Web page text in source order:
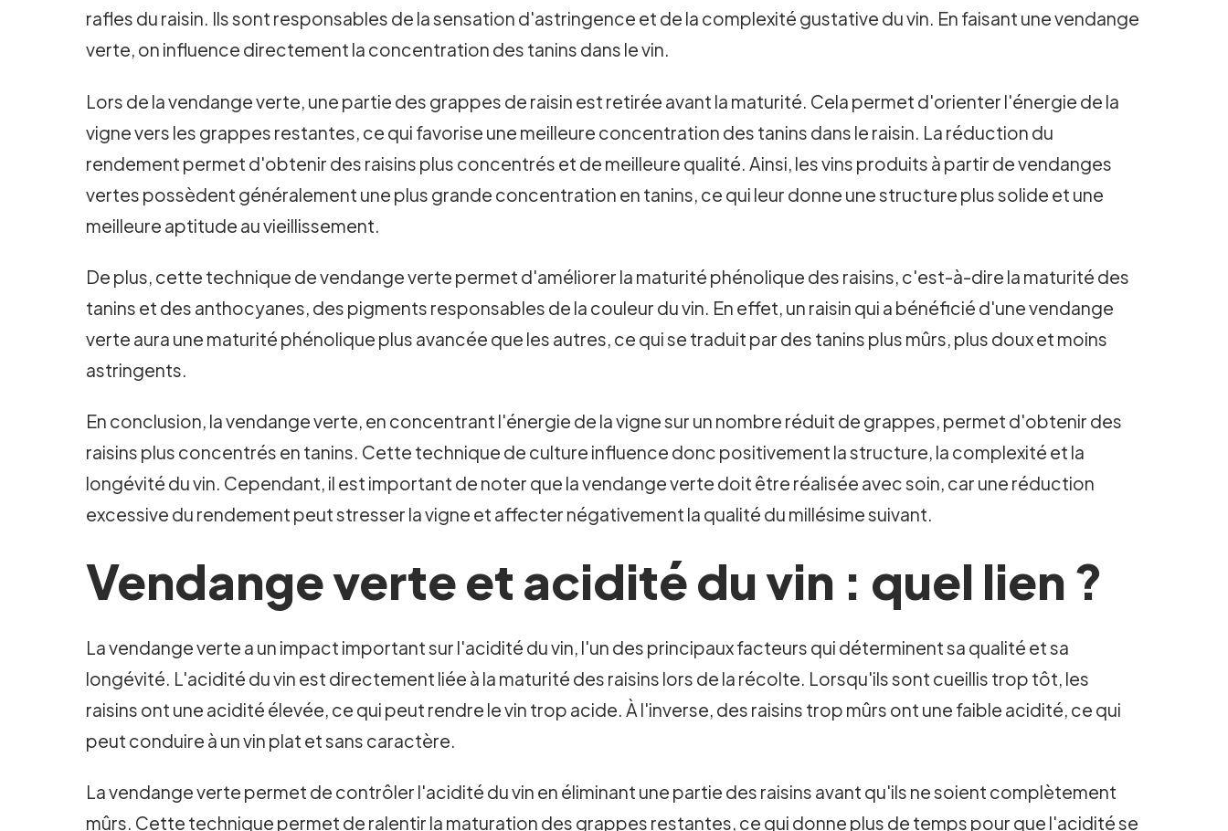
rafles du raisin. Ils sont responsables de la sensation d'astringence et de la complexité gustative du vin. En faisant une vendange
verte, on influence directement la concentration des tanins dans le vin.
Lors de la vendange verte, une partie des grappes de raisin est retirée avant la maturité. Cela permet d'orienter l'énergie de la
vigne vers les grappes restantes, ce qui favorise une meilleure concentration des tanins dans le raisin. La réduction du
rendement permet d'obtenir des raisins plus concentrés et de meilleure qualité. Ainsi, les vins produits à partir de vendanges
vertes possèdent généralement une plus grande concentration en tanins, ce qui leur donne une structure plus solide et une
meilleure aptitude au vieillissement.
De plus, cette technique de vendange verte permet d'améliorer la maturité phénolique des raisins, c'est-à-dire la maturité des
tanins et des anthocyanes, des pigments responsables de la couleur du vin. En effet, un raisin qui a bénéficié d'une vendange
verte aura une maturité phénolique plus avancée que les autres, ce qui se traduit par des tanins plus mûrs, plus doux et moins
astringents.
En conclusion, la vendange verte, en concentrant l'énergie de la vigne sur un nombre réduit de grappes, permet d'obtenir des
raisins plus concentrés en tanins. Cette technique de culture influence donc positivement la structure, la complexité et la
longévité du vin. Cependant, il est important de noter que la vendange verte doit être réalisée avec soin, car une réduction
excessive du rendement peut stresser la vigne et affecter négativement la qualité du millésime suivant.
Vendange verte et acidité du vin : quel lien ?
La vendange verte a un impact important sur l'acidité du vin, l'un des principaux facteurs qui déterminent sa qualité et sa
longévité. L'acidité du vin est directement liée à la maturité des raisins lors de la récolte. Lorsqu'ils sont cueillis trop tôt, les
raisins ont une acidité élevée, ce qui peut rendre le vin trop acide. À l'inverse, des raisins trop mûrs ont une faible acidité, ce qui
peut conduire à un vin plat et sans caractère.
La vendange verte permet de contrôler l'acidité du vin en éliminant une partie des raisins avant qu'ils ne soient complètement
mûrs. Cette technique permet de ralentir la maturation des grappes restantes, ce qui donne plus de temps pour que l'acidité se